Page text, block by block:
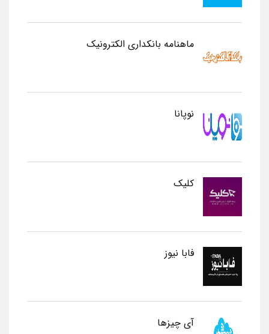
ماهنامه بانکداری الکترونیک
نوپانا
کلیک
فابا نیوز
آی چیزها